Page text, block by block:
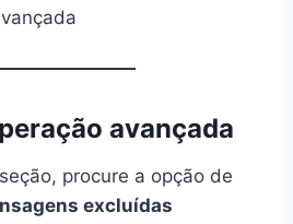
avançada
procure a opção de
excluídas